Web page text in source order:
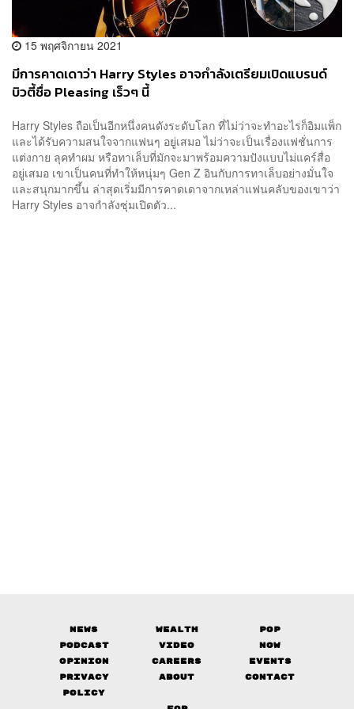
15 พฤศจิกายน 2021
มีการคาดเดาว่า Harry Styles อาจกำลังเตรียมเปิดแบรนด์
บิวตี้ชื่อ Pleasing เร็วๆ นี้
Harry Styles ถือเป็นอีกหนึ่งคนดังระดับโลก ที่ไม่ว่าจะทำอะไรก็อิมแพ็ก
และได้รับความสนใจจากแฟนๆ อยู่เสมอ ไม่ว่าจะเป็นเรื่องแฟชั่นการ
แต่งกาย ลุคทำผม หรือทาเล็บที่มักจะมาพร้อมความปังแบบไม่แคร์สื่อ
อยู่เสมอ เขาเป็นคนที่ทำให้หนุ่มๆ Gen Z อินกับการทาเล็บอย่างมั่นใจ
และสนุกมากขึ้น ล่าสุดเริ่มมีการคาดเดาจากเหล่าแฟนคลับของเขาว่า
Harry Styles อาจกำลังซุ่มเปิดตัว...
News Wealth
Pop
Podcast
Video
Now
Opinion
Careers
Events
Privacy
Policy
About Contact